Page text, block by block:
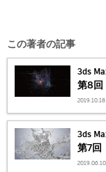
この著者の記事
3ds
第8
2019.10.18
3ds
第7回
2019.06.10